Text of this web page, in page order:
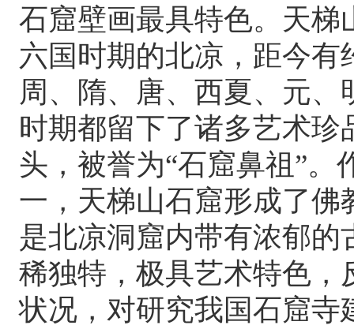
石窟壁画最具特色。天
六国时期的北凉，距今有
周、隋、唐、西夏、元
时期都留下了诸多艺术
头，被誉为“石窟鼻祖”
一，天梯山石窟形成了佛
是北凉洞窟内带有浓郁
稀独特，极具艺术特色
状况，对研究我国石窟